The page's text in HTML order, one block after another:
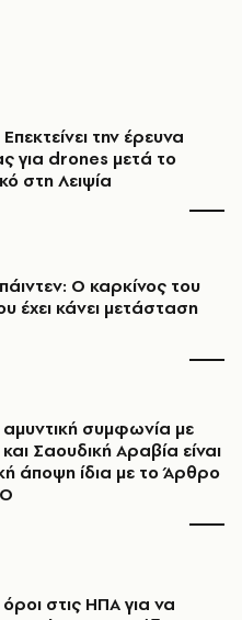
την έρευνα
για drones μετά το
στη Λειψία
Ο καρκίνος του
έχει κάνει μετάσταση
συμφωνία με
Σαουδική Αραβία είναι
άποψη ίδια με τo Άρθρο
στις ΗΠΑ για να